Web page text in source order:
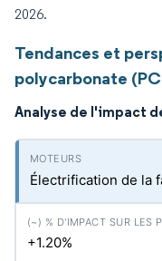
2026.
Tendances et
polycarbonate
Analyse de l'impact
Électrification de la
+1.20%